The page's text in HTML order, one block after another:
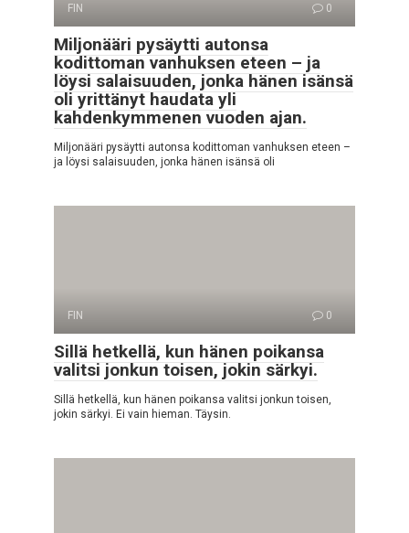
FIN 0
Miljonääri pysäytti autonsa
kodittoman vanhuksen eteen – ja
löysi salaisuuden, jonka hänen isänsä
oli yrittänyt haudata yli
kahdenkymmenen vuoden ajan.
Miljonääri pysäytti autonsa kodittoman vanhuksen eteen –
ja löysi salaisuuden, jonka hänen isänsä oli
FIN 0
Sillä hetkellä, kun hänen poikansa
valitsi jonkun toisen, jokin särkyi.
Sillä hetkellä, kun hänen poikansa valitsi jonkun toisen,
jokin särkyi. Ei vain hieman. Täysin.